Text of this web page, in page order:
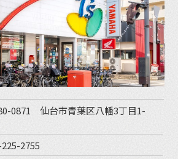
0871 仙台市青葉区八幡3丁目1-
2755